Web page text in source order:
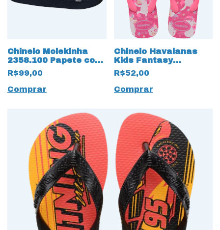
Chinelo Molekinha
2358.100 Papete com
Strass 17480 Preto
R$99,00
Comprar
Chinelo Havaianas
Kids Fantasy
Unicórnio 18326 Rosa
Flux
R$52,00
Comprar